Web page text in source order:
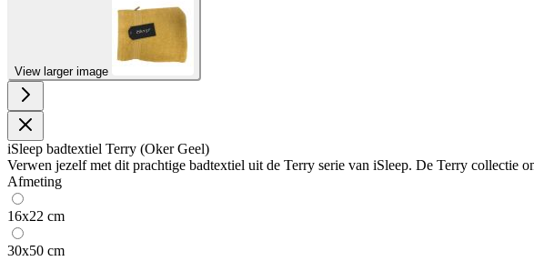
View larger image
iSleep badtextiel Terry (Oker Geel)
Verwen jezelf met dit prachtige badtextiel uit de Terry serie van iSleep. De Terry collectie
Afmeting
16x22 cm
30x50 cm